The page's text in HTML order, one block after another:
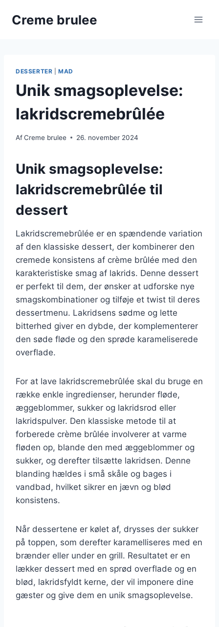
Creme brulee
DESSERTER |MAD
Unik smagsoplevelse:
lakridscremebrûlée
AfCreme brulee 26. november 2024
Unik smagsoplevelse:
lakridscremebrûlée til
dessert
Lakridscremebrûlée er en spændende variation
af den klassiske dessert, der kombinerer den
cremede konsistens af crème brûlée med den
karakteristiske smag af lakrids. Denne dessert
er perfekt til dem, der ønsker at udforske nye
smagskombinationer og tilføje et twist til deres
dessertmenu. Lakridsens sødme og lette
bitterhed giver en dybde, der komplementerer
den søde fløde og den sprøde karameliserede
overflade.
For at lave lakridscremebrûlée skal du bruge en
række enkle ingredienser, herunder fløde,
æggeblommer, sukker og lakridsrod eller
lakridspulver. Den klassiske metode til at
forberede crème brûlée involverer at varme
fløden op, blande den med æggeblommer og
sukker, og derefter tilsætte lakridsen. Denne
blanding hældes i små skåle og bages i
vandbad, hvilket sikrer en jævn og blød
konsistens.
Når dessertene er kølet af, drysses der sukker
på toppen, som derefter karamelliseres med en
brænder eller under en grill. Resultatet er en
lækker dessert med en sprød overflade og en
blød, lakridsfyldt kerne, der vil imponere dine
gæster og give dem en unik smagsoplevelse.